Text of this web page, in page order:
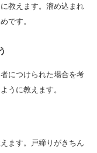
教えます。溜め込まれ
です。
につけられた場合を考
うに教えます。
ます。戸締りがきちん